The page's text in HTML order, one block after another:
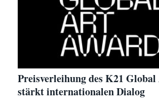
Preisverleihung des K21
stärkt internationalen Dialog